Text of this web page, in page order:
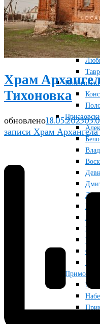
Храм
Тихоновка
обновлено18.05.2023
записи Храм